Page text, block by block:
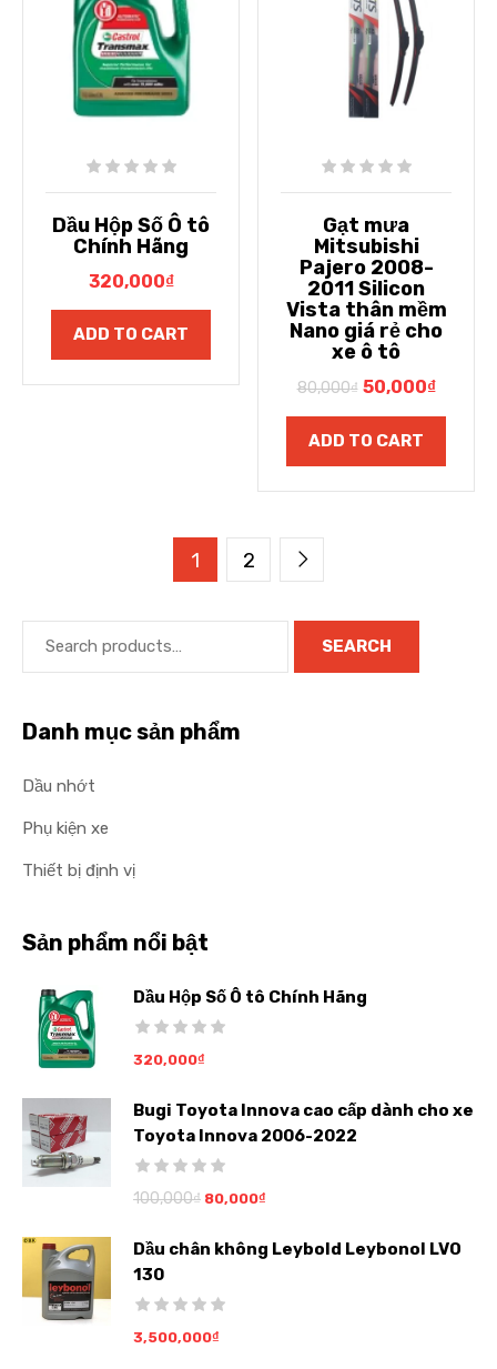
Dầu Hộp Số Ô tô
Chính Hãng
320,000₫
ADD TO CART
Gạt mưa
Mitsubishi
Pajero 2008-
2011 Silicon
Vista thân mềm
Nano giá rẻ cho
xe ô tô
80,000₫ 50,000₫
ADD TO CART
1 2
SEARCH
Danh mục sản phẩm
Dầu nhớt
Phụ kiện xe
Thiết bị định vị
Sản phẩm nổi bật
Dầu Hộp Số Ô tô Chính Hãng
320,000₫
Bugi Toyota Innova cao cấp dành cho xe
Toyota Innova 2006-2022
100,000₫ 80,000₫
Dầu chân không Leybold Leybonol LVO
130
3,500,000₫